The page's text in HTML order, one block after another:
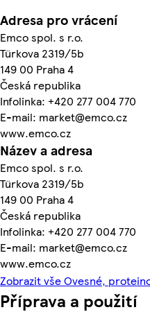
Adresa pro vrácení
Emco spol. s r.o.
Türkova 2319/5b
149 00 Praha 4
Česká republika
Infolinka: +420 277 004 770
E-mail: market@emco.cz
www.emco.cz
Název a adresa
Emco spol. s r.o.
Türkova 2319/5b
149 00 Praha 4
Česká republika
Infolinka: +420 277 004 770
E-mail: market@emco.cz
www.emco.cz
Zobrazit vše Ovesné,
Příprava a použití